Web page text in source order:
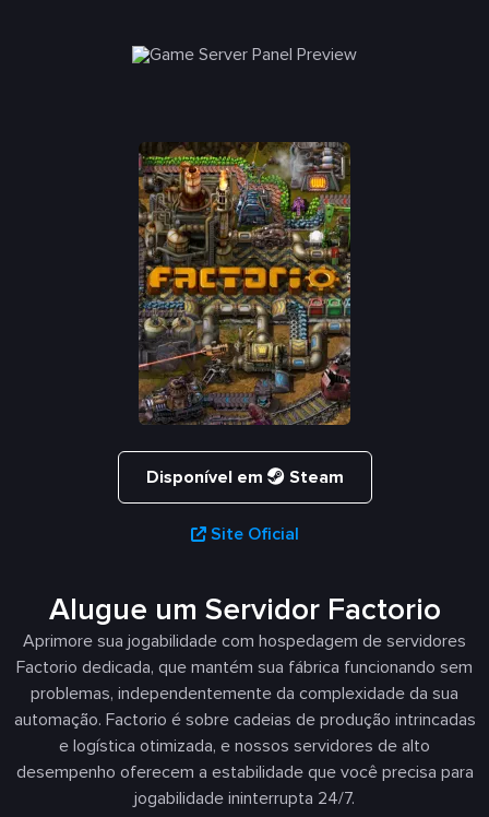
Disponível em Steam
Site Oficial
Alugue um Servidor Factorio
Aprimore sua jogabilidade com hospedagem de servidores
Factorio dedicada, que mantém sua fábrica funcionando sem
problemas, independentemente da complexidade da sua
automação. Factorio é sobre cadeias de produção intrincadas
e logística otimizada, e nossos servidores de alto
desempenho oferecem a estabilidade que você precisa para
jogabilidade ininterrupta 24/7.